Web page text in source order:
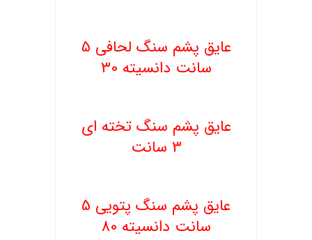
عایق پشم سنگ لحافی 5
سانت دانسیته 30
عایق پشم سنگ تخته ای
3 سانت
عایق پشم سنگ پتویی 5
سانت دانسیته 80